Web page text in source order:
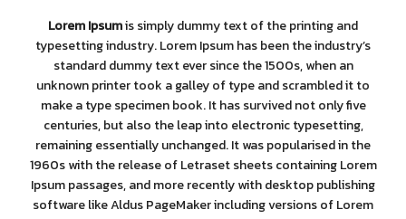
Lorem Ipsumis simply dummy text of the printing and
typesetting industry. Lorem Ipsum has been the industry’s
standard dummy text ever since the 1500s, when an
unknown printer took a galley of type and scrambled it to
make a type specimen book. It has survived not only five
centuries, but also the leap into electronic typesetting,
remaining essentially unchanged. It was popularised in the
1960s with the release of Letraset sheets containing Lorem
Ipsum passages, and more recently with desktop publishing
software like Aldus PageMaker including versions of Lorem